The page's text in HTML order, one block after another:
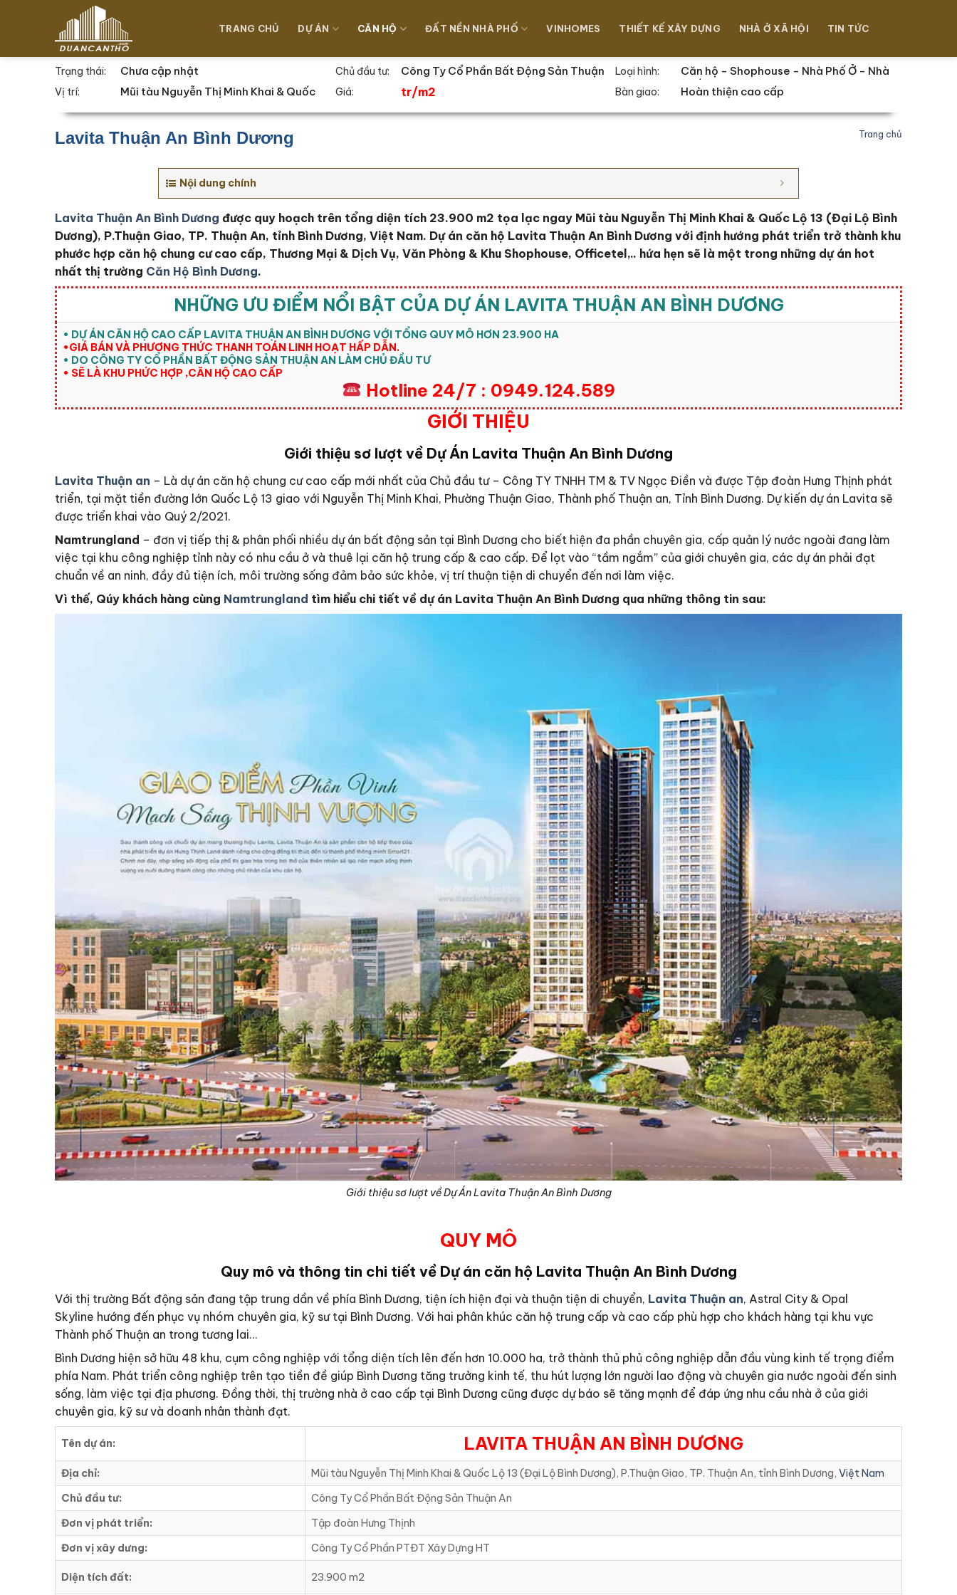
dung
TRANG CHỦ DỰ ÁN CĂN HỘ ĐẤT NỀN NHÀ PHỐ VINHOMES THIẾT KẾ XÂY DỰNG NHÀ Ở XÃ HỘI TIN TỨC
Trạng thái: Chưa cập nhật Chủ đầu tư:
Công Ty Cổ Phần Bất Động Sản Thuận
Loại hình:
Căn hộ - Shophouse - Nhà Phố Ở - Nhà
Phố Thương Mại - Biệt Thự
Vị trí:
Mũi tàu Nguyễn Thị Minh Khai & Quốc
Lộ 13 (Đại Lộ Bình Dương), P.Thuận
Giao, TP. Thuận An, tỉnh Bình Dương,
Việt Nam
Giá: tr/m2 Bàn giao: Hoàn thiện cao cấp
Lavita Thuận An Bình Dương Trang chủ
Nội dung chính
Lavita Thuận An Bình Dương được quy hoạch trên tổng diện tích 23.900 m2 tọa lạc ngay Mũi tàu Nguyễn Thị Minh Khai & Quốc Lộ 13 (Đại Lộ Bình
Dương), P.Thuận Giao, TP. Thuận An, tỉnh Bình Dương, Việt Nam. Dự án căn hộ Lavita Thuận An Bình Dương với định hướng phát triển trở thành khu
phước hợp căn hộ chung cư cao cấp, Thương Mại & Dịch Vụ, Văn Phòng & Khu Shophouse, Officetel,.. hứa hẹn sẽ là một trong những dự án hot
nhất thị trường Căn Hộ Bình Dương.
NHỮNG ƯU ĐIỂM NỔI BẬT CỦA DỰ ÁN LAVITA THUẬN AN BÌNH DƯƠNG
• DỰ ÁN CĂN HỘ CAO CẤP LAVITA THUẬN AN BÌNH DƯƠNG VỚI TỔNG QUY MÔ HƠN 23.900 HA
•GIÁ BÁN VÀ PHƯƠNG THỨC THANH TOÁN LINH HOẠT HẤP DẪN.
• DO CÔNG TY CỔ PHẦN BẤT ĐỘNG SẢN THUẬN AN LÀM CHỦ ĐẦU TƯ
• SẼ LÀ KHU PHỨC HỢP ,CĂN HỘ CAO CẤP
Hotline 24/7 : 0949.124.589
GIỚI THIỆU
Giới thiệu sơ lượt về Dự Án Lavita Thuận An Bình Dương
Lavita Thuận an – Là dự án căn hộ chung cư cao cấp mới nhất của Chủ đầu tư – Công TY TNHH TM & TV Ngọc Điền và được Tập đoàn Hưng Thịnh phát
triển, tại mặt tiền đường lớn Quốc Lộ 13 giao với Nguyễn Thị Minh Khai, Phường Thuận Giao, Thành phố Thuận an, Tỉnh Bình Dương. Dự kiến dự án Lavita sẽ
được triển khai vào Quý 2/2021.
Namtrungland – đơn vị tiếp thị & phân phối nhiều dự án bất động sản tại Bình Dương cho biết hiện đa phần chuyên gia, cấp quản lý nước ngoài đang làm
việc tại khu công nghiệp tỉnh này có nhu cầu ở và thuê lại căn hộ trung cấp & cao cấp. Để lọt vào “tầm ngắm” của giới chuyên gia, các dự án phải đạt
chuẩn về an ninh, đầy đủ tiện ích, môi trường sống đảm bảo sức khỏe, vị trí thuận tiện di chuyển đến nơi làm việc.
Vì thế, Qúy khách hàng cùng Namtrungland tìm hiểu chi tiết về dự án Lavita Thuận An Bình Dương qua những thông tin sau:
Giới thiệu sơ lượt về Dự Án Lavita Thuận An Bình Dương
QUY MÔ
Quy mô và thông tin chi tiết về Dự án căn hộ Lavita Thuận An Bình Dương
Với thị trường Bất động sản đang tập trung dần về phía Bình Dương, tiện ích hiện đại và thuận tiện di chuyển, Lavita Thuận an, Astral City & Opal
Skyline hướng đến phục vụ nhóm chuyên gia, kỹ sư tại Bình Dương. Với hai phân khúc căn hộ trung cấp và cao cấp phù hợp cho khách hàng tại khu vực
Thành phố Thuận an trong tương lai…
Bình Dương hiện sở hữu 48 khu, cụm công nghiệp với tổng diện tích lên đến hơn 10.000 ha, trở thành thủ phủ công nghiệp dẫn đầu vùng kinh tế trọng điểm
phía Nam. Phát triển công nghiệp trên tạo tiền đề giúp Bình Dương tăng trưởng kinh tế, thu hút lượng lớn người lao động và chuyên gia nước ngoài đến sinh
sống, làm việc tại địa phương. Đồng thời, thị trường nhà ở cao cấp tại Bình Dương cũng được dự báo sẽ tăng mạnh để đáp ứng nhu cầu nhà ở của giới
chuyên gia, kỹ sư và doanh nhân thành đạt.
Tên dự án: LAVITA THUẬN AN BÌNH DƯƠNG
Địa chỉ: Mũi tàu Nguyễn Thị Minh Khai & Quốc Lộ 13 (Đại Lộ Bình Dương), P.Thuận Giao, TP. Thuận An, tỉnh Bình Dương, Việt Nam
Chủ đầu tư:
Công Ty Cổ Phần Bất Động Sản Thuận An
Đơn vị phát triển:
Tập đoàn Hưng Thịnh
Đơn vị xây dưng:
Công Ty Cổ Phần PTĐT Xây Dựng HT
Diện tích đất: 23.900 m2